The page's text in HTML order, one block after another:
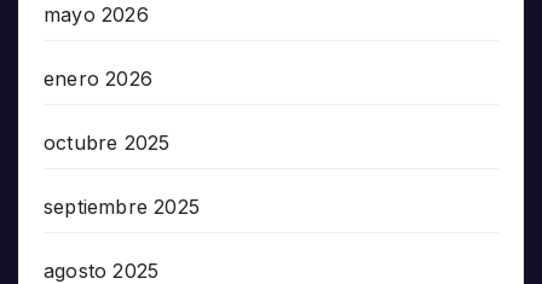
mayo 2026
enero 2026
octubre 2025
septiembre 2025
agosto 2025